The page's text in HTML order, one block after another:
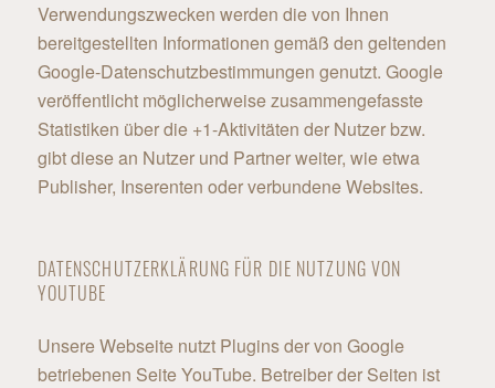
Verwendungszwecken werden die von Ihnen
bereitgestellten Informationen gemäß den geltenden
Google-Datenschutzbestimmungen genutzt. Google
veröffentlicht möglicherweise zusammengefasste
Statistiken über die +1-Aktivitäten der Nutzer bzw.
gibt diese an Nutzer und Partner weiter, wie etwa
Publisher, Inserenten oder verbundene Websites.
DATENSCHUTZERKLÄRUNG FÜR DIE NUTZUNG VON
YOUTUBE
Unsere Webseite nutzt Plugins der von Google
betriebenen Seite YouTube. Betreiber der Seiten ist